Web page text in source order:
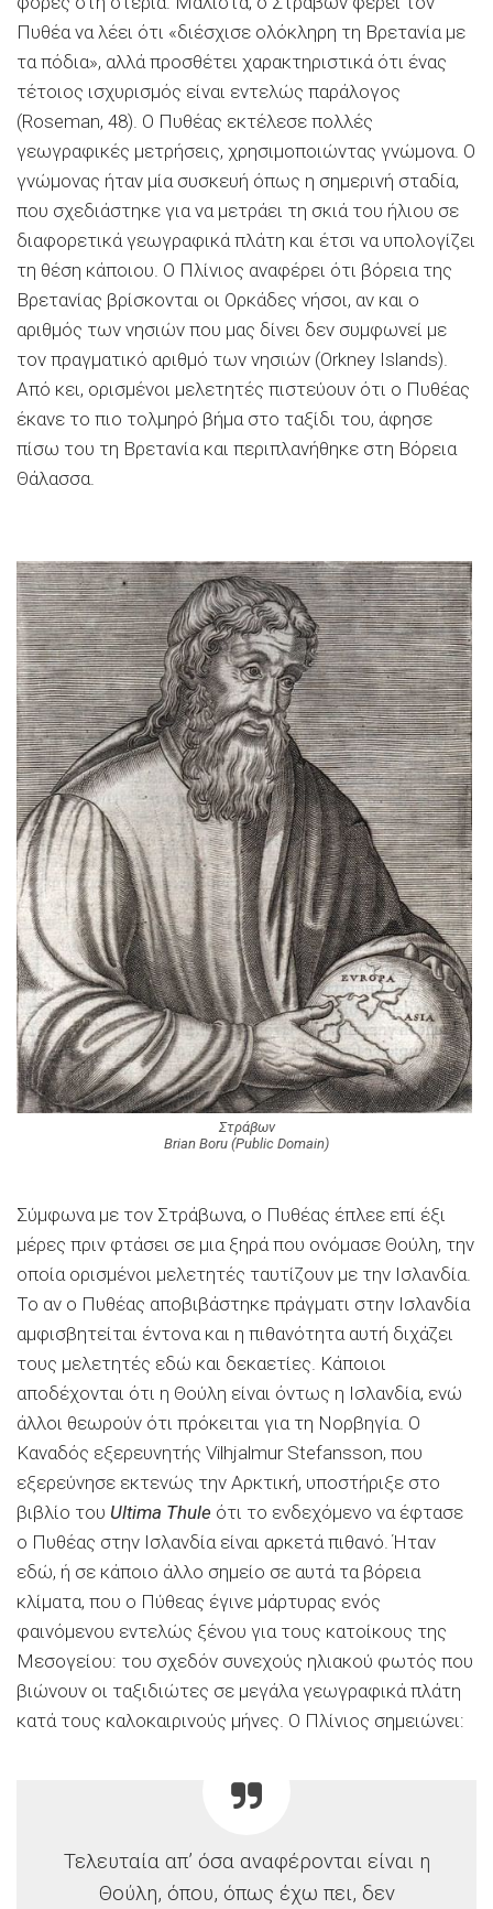
Πυθέα να λέει ότι «διέσχισε ολόκληρη τη Βρετανία με
τα πόδια», αλλά προσθέτει χαρακτηριστικά ότι ένας
τέτοιος ισχυρισμός είναι εντελώς παράλογος
(Roseman, 48). Ο Πυθέας εκτέλεσε πολλές
γεωγραφικές μετρήσεις, χρησιμοποιώντας γνώμονα. Ο
γνώμονας ήταν μία συσκευή όπως η σημερινή σταδία,
που σχεδιάστηκε για να μετράει τη σκιά του ήλιου σε
διαφορετικά γεωγραφικά πλάτη και έτσι να υπολογίζει
τη θέση κάποιου. Ο Πλίνιος αναφέρει ότι βόρεια της
Βρετανίας βρίσκονται οι Ορκάδες νήσοι, αν και ο
αριθμός των νησιών που μας δίνει δεν συμφωνεί με
τον πραγματικό αριθμό των νησιών (Orkney Islands).
Από κει, ορισμένοι μελετητές πιστεύουν ότι ο Πυθέας
έκανε το πιο τολμηρό βήμα στο ταξίδι του, άφησε
πίσω του τη Βρετανία και περιπλανήθηκε στη Βόρεια
Θάλασσα.
Στράβων
Brian Boru (Public Domain)
Σύμφωνα με τον Στράβωνα, ο Πυθέας έπλεε επί έξι
μέρες πριν φτάσει σε μια ξηρά που ονόμασε Θούλη, την
οποία ορισμένοι μελετητές ταυτίζουν με την Ισλανδία.
Το αν ο Πυθέας αποβιβάστηκε πράγματι στην Ισλανδία
αμφισβητείται έντονα και η πιθανότητα αυτή διχάζει
τους μελετητές εδώ και δεκαετίες. Κάποιοι
αποδέχονται ότι η Θούλη είναι όντως η Ισλανδία, ενώ
άλλοι θεωρούν ότι πρόκειται για τη Νορβηγία. Ο
Καναδός εξερευνητής Vilhjalmur Stefansson, που
εξερεύνησε εκτενώς την Αρκτική, υποστήριξε στο
βιβλίο του Ultima Thule ότι το ενδεχόμενο να έφτασε
ο Πυθέας στην Ισλανδία είναι αρκετά πιθανό. Ήταν
εδώ, ή σε κάποιο άλλο σημείο σε αυτά τα βόρεια
κλίματα, που ο Πύθεας έγινε μάρτυρας ενός
φαινόμενου εντελώς ξένου για τους κατοίκους της
Μεσογείου: του σχεδόν συνεχούς ηλιακού φωτός που
βιώνουν οι ταξιδιώτες σε μεγάλα γεωγραφικά πλάτη
κατά τους καλοκαιρινούς μήνες. Ο Πλίνιος σημειώνει:
Τελευταία απ’ όσα αναφέρονται είναι η
Θούλη, όπου, όπως έχω πει, δεν